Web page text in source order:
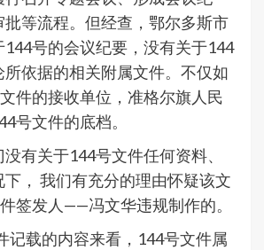
等流程。但经查，鄂尔多斯市
号的会议纪要，没有关于144
依据的相关附属文件。不仅如
件的接收单位，准格尔旗人民
号文件的底档。
有关于144号文件任何资料、
， 我们有充分的理由怀疑该文
签发人——冯文华违规制作的。
记载的内容来看，144号文件属